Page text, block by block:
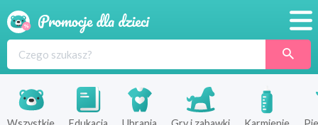
Produkty
Sklepy